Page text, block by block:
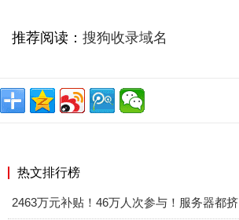
推荐阅读： 搜狗收录域名
热文排行榜
2463万元补贴！46万人次参与！服务器都挤